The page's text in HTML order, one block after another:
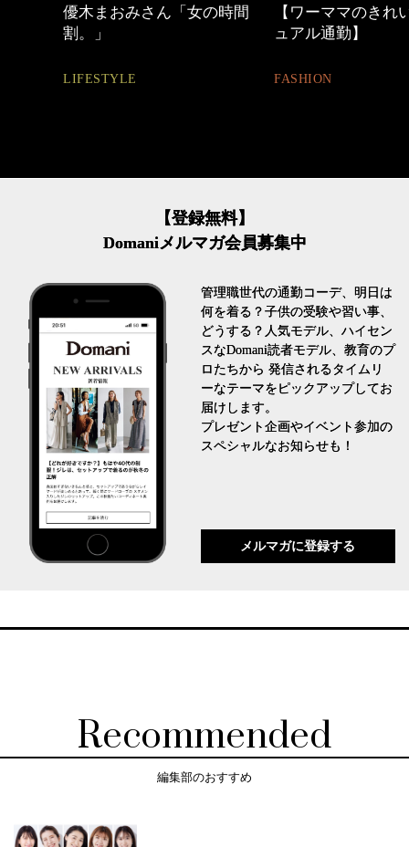
【ワーママのきれいめカジ
ュアル通勤】
FASHION
40代の小顔メイク
【登録無料】
Domaniメルマガ会員募集中
管理職世代の通勤コーデ、明日は
何を着る？子供の受験や習い事、
どうする？人気モデル、ハイセン
スなDomani読者モデル、教育のプ
ロたちから 発信されるタイムリ
ーなテーマをピックアップしてお
届けします。
プレゼント企画やイベント参加の
スペシャルなお知らせも！
メルマガに登録する
Recommended
編集部のおすすめ